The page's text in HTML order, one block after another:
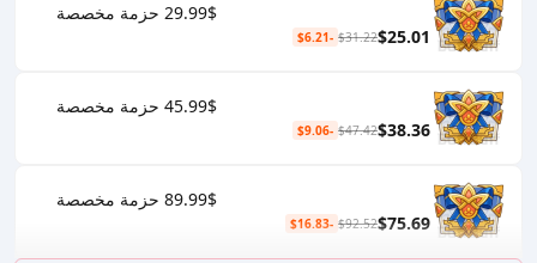
29.99$ حزمة مخصصة
$25.01
$31.22
-$6.21
45.99$ حزمة مخصصة
$38.36
$47.42
-$9.06
89.99$ حزمة مخصصة
$75.69
$92.52
-$16.83